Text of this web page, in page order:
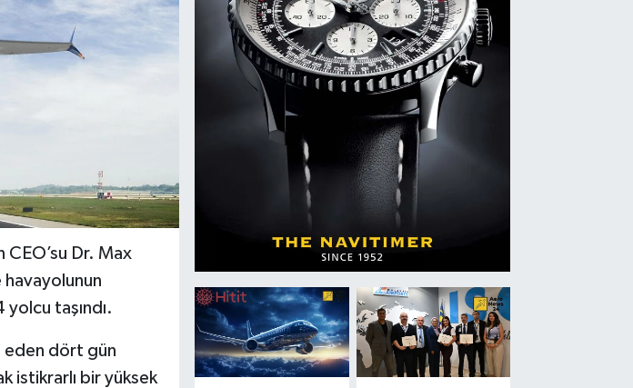
Dr. Max
havayolunun
taşındı.
eden dört gün
istikrarlı bir yüksek